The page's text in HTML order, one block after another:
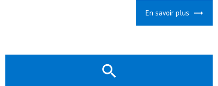
En savoir plus